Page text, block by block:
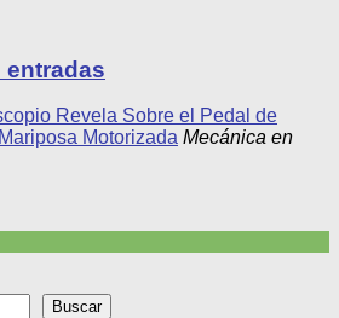
entradas
Revela Sobre el Pedal de
Motorizada Mecánica en
Buscar